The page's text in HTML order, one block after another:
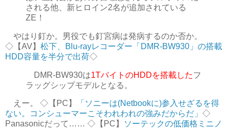
される他、新ヒロイン2名が追加されている
ZE！
やはり釘か。男役でも釘宮病は発病するのか否か。
◇【AV】 松下、Blu-rayレコーダー「DMR-BW930」の搭載
HDD容量を半分で出荷◇
DMR-BW930は1TバイトのHDDを搭載したフ
ラッグシップモデルとなる。
えー。 ◇【PC】
「ソニーは(Netbookに)参入せざるを得
ない。コンシューマーこそわれわれの強みだからだ」 ◇
Panasonicだって…… ◇【PC】
ソーテックの低価格ミニノ